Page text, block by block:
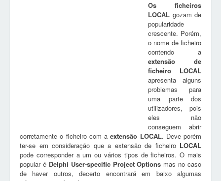
Os ficheiros
LOCAL gozam de
popularidade
crescente. Porém,
o nome de ficheiro
contendo a
extensão de
ficheiro LOCAL
apresenta alguns
problemas para
uma parte dos
utilizadores, pois
eles não
conseguem abrir
corretamente o ficheiro com aextensão LOCAL. Deve porém
ter-se em consideração que a extensão de ficheiro LOCAL
pode corresponder a um ou vários tipos de ficheiros. O mais
popular é Delphi User-specific Project Options mas no caso
de haver outros, decerto encontrará em baixo algumas